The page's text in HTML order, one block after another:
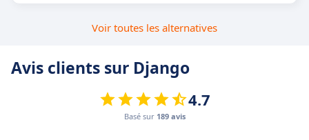
Voir toutes les alternatives
Avis clients sur Django
4.7
Basé sur 189 avis